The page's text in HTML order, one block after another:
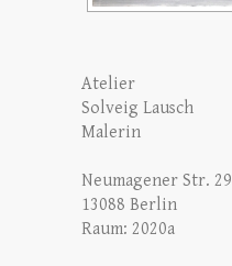
Atelier
Solveig Lausch
Malerin
Neumagener Str. 29
13088 Berlin
Raum: 2020a